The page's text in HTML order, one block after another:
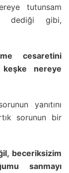
tutunsam
dediği gibi,
cesaretini
nereye
yanıtını
sorunun bir
beceriksizim
sanmayı